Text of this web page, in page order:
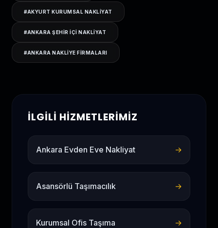
#AKYURT KURUMSAL NAKLIYAT
#ANKARA ŞEHIR IÇI NAKLIYAT
#ANKARA NAKLIYE FIRMALARI
İLGILI HIZMETLERIMIZ
Ankara Evden Eve Nakliyat →
Asansörlü Taşımacılık →
Kurumsal Ofis Taşıma →